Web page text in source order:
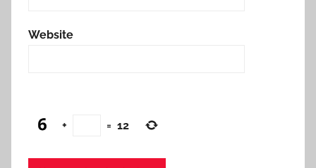
Website
+ = 12